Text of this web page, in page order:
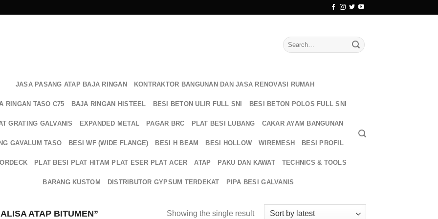
Search
for:
JASA PASANG ATAP BAJA RINGAN KONTRAKTOR BANGUNAN DAN JASA RENOVASI RUMAH
RINGAN TASO C75 BAJA RINGAN HISTEEL BESI BETON ULIR FULL SNI BESI BETON POLOS FULL SNI
GRATING GALVANIS EXPANDED METAL PAGAR BRC PLAT BESI LUBANG CAKAR AYAM BANGUNAN
GAVALUM TASO BESI WF (WIDE FLANGE) BESI H BEAM BESI HOLLOW WIREMESH BESI PROFIL
PLAT BESI PLAT HITAM PLAT ESER PLAT ACER ATAP PAKU DAN KAWAT TECHNICS & TOOLS
BARANG KUSTOM DISTRIBUTOR GYPSUM TERDEKAT PIPA BESI GALVANIS
ATAP BITUMEN” Showing the single result